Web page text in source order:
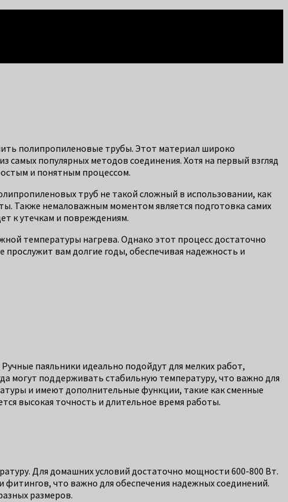
полипропиленовые трубы. Этот материал широко
самых популярных методов соединения. Хотя на первый взгляд
и понятным процессом.
труб не такой сложный в использовании, как
Также немаловажным моментом является подготовка самих
к утечкам и повреждениям.
температуры нагрева. Однако этот процесс достаточно
вам долгие годы, обеспечивая надежность и
паяльники идеально подойдут для мелких работ,
могут поддерживать стабильную температуру, что важно для
и имеют дополнительные функции, такие как сменные
высокая точность и длительное время работы.
Для домашних условий достаточно мощности 600-800 Вт.
что важно для обеспечения надежных соединений.
размеров.